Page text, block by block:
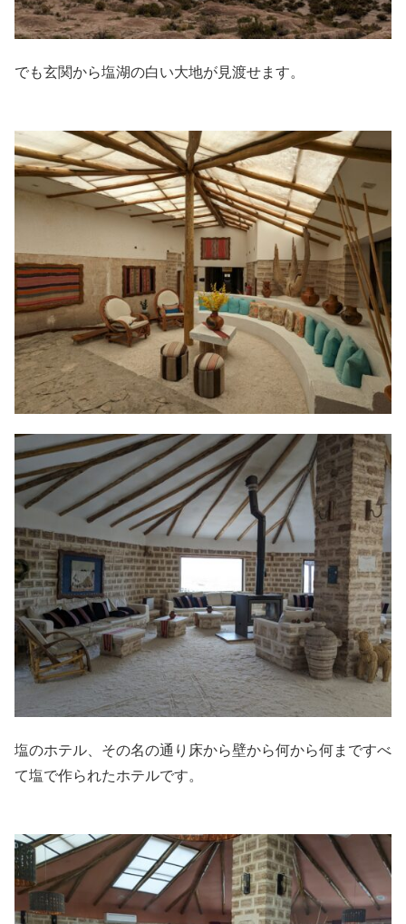
でも玄関から塩湖の白い大地が見渡せます。
塩のホテル、その名の通り床から壁から何から何まですべ
て塩で作られたホテルです。